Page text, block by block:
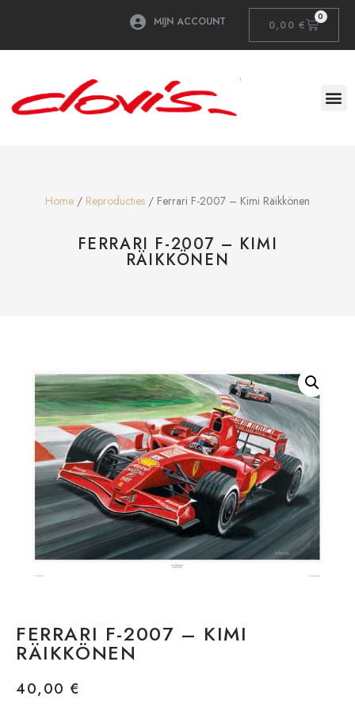
MIJN ACCOUNT 0,00€
0
Home / Reproducties / Ferrari F-2007 – Kimi Räikkönen
FERRARI F-2007 – KIMI
RÄIKKÖNEN
FERRARI F-2007 – KIMI
RÄIKKÖNEN
40,00 €